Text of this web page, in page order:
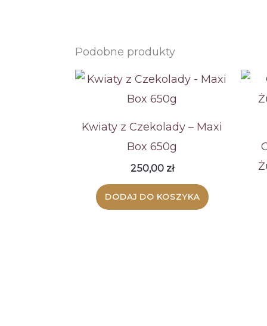
Podobne produkty
Kwiaty z Czekolady – Maxi
Box 650g
250,00 zł
DODAJ DO KOSZYKA